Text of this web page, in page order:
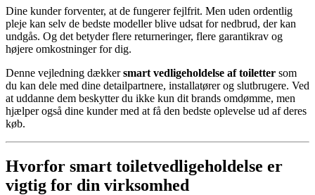
Dine kunder forventer, at de fungerer fejlfrit. Men uden ordentlig
pleje kan selv de bedste modeller blive udsat for nedbrud, der kan
undgås. Og det betyder flere returneringer, flere garantikrav og
højere omkostninger for dig.
Denne vejledning dækkersmart vedligeholdelse af toiletter som
du kan dele med dine detailpartnere, installatører og slutbrugere. Ved
at uddanne dem beskytter du ikke kun dit brands omdømme, men
hjælper også dine kunder med at få den bedste oplevelse ud af deres
køb.
Hvorfor smart toiletvedligeholdelse er
vigtig for din virksomhed